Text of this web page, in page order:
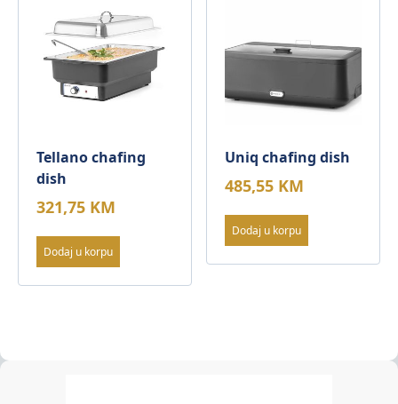
Tellano chafing
dish
321,75 KM
Dodaj u korpu
Uniq chafing dish
485,55 KM
Dodaj u korpu